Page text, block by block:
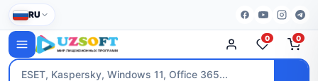
RU
0 0